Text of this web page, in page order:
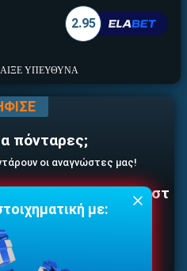
2.95
ΥΠΕΥΘΥΝΑ
πόνταρες;
οι αναγνώστες μας!
- Νότιγχαμ Φόρεστ
ΠΑΙΞΕ ΥΠΕΥΘΥΝΑ
με: